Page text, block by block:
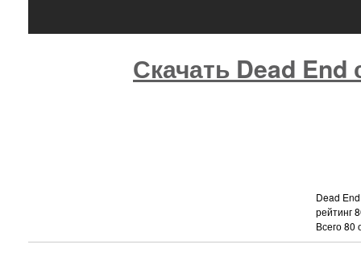
Скачать Dead End
Dead
рейтинг
Всего80